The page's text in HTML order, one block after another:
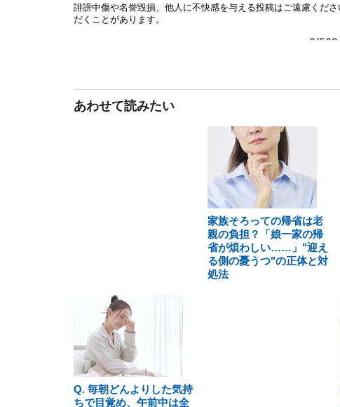
あわせて読みたい
家族そろっての帰省は老
親の負担？「娘一家の帰
省が煩わしい……」"迎え
る側の憂うつ"の正体と対
処法
Q. 毎朝どんよりした気持
ちで目覚め、午前中は全